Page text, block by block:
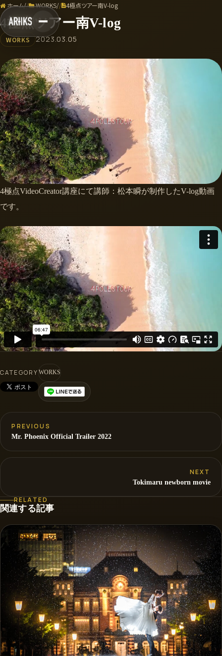
ホーム/ WORKS/ 4極点ツアー南V-log
4極点ツアー南V-log
WORKS 2023.03.05
4極点VideoCreator講座にて講師：松本瞬が制作したV-log動画
です。
CATEGORY WORKS
PREVIOUS
Mr. Phoenix Official Trailer 2022
NEXT
Tokimaru newborn movie
RELATED
関連する記事